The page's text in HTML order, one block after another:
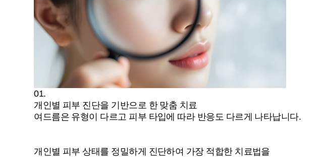
01.
개인별 피부 진단을 기반으로 한 맞춤 치료
여드름은 유형이 다르고 피부 타입에 따라 반응도 다르게 나타납니다.
개인별 피부 상태를 정밀하게 진단하여 가장 적합한 치료법을